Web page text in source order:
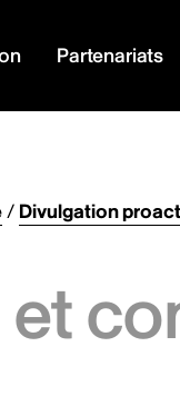
Partenariats
/ Divulgation